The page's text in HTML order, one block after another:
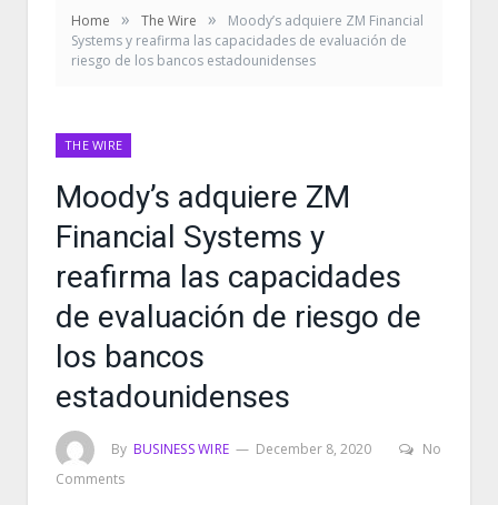
Home » The Wire »
Moody’s adquiere ZM Financial
Systems y reafirma las capacidades de evaluación de
riesgo de los bancos estadounidenses
THE WIRE
Moody’s adquiere ZM
Financial Systems y
reafirma las capacidades
de evaluación de riesgo de
los bancos
estadounidenses
By BUSINESS WIRE December 8, 2020
No
Comments